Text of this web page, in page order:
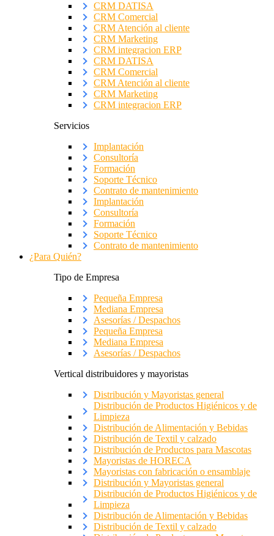
CRM DATISA
CRM Comercial
CRM Atención al cliente
CRM Marketing
CRM integracion ERP
CRM DATISA
CRM Comercial
CRM Atención al cliente
CRM Marketing
CRM integracion ERP
Servicios
Implantación
Consultoría
Formación
Soporte Técnico
Contrato de mantenimiento
Implantación
Consultoría
Formación
Soporte Técnico
Contrato de mantenimiento
¿Para Quién?
Tipo de Empresa
Pequeña Empresa
Mediana Empresa
Asesorías / Despachos
Pequeña Empresa
Mediana Empresa
Asesorías / Despachos
Vertical distribuidores y mayoristas
Distribución y Mayoristas general
Distribución de Productos Higiénicos y de
Limpieza
Distribución de Alimentación y Bebidas
Distribución de Textil y calzado
Distribución de Productos para Mascotas
Mayoristas de HORECA
Mayoristas con fabricación o ensamblaje
Distribución y Mayoristas general
Distribución de Productos Higiénicos y de
Limpieza
Distribución de Alimentación y Bebidas
Distribución de Textil y calzado